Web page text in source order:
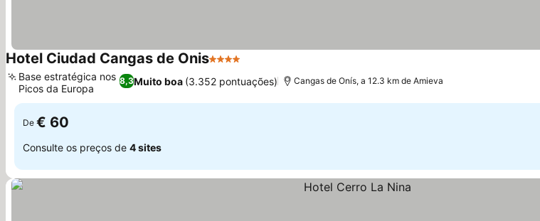
Hotel Ciudad Cangas de Onis4 Estrelas
8,3Muito boa (3.352 pontuações)
Base estratégica nos
Picos da Europa
Cangas de Onís, a 12.3 km de Amieva
De € 60
Consulte os preços de 4 sites